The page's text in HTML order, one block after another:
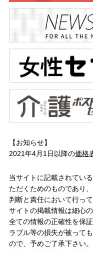
【お知らせ】
2021年4月1日以降の価格
当サイトに記載されてい
ただくためのものであり
判断と責任において行っ
サイトの掲載情報は細心
全ての情報の正確性を保
ラブル等の損失が被って
ので、予めご了承下さい。